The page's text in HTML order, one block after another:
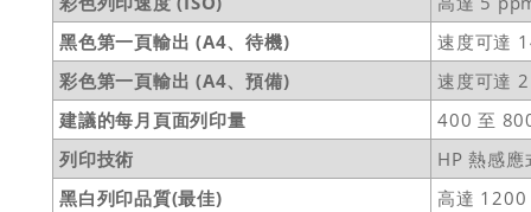
黑色第一頁輸出 (A4、待機)
速度可達
彩色第一頁輸出 (A4、預備)
速度可達
建議的每月頁面列印量
400 至
列印技術
HP 熱感
黑白列印品質(最佳)
高達